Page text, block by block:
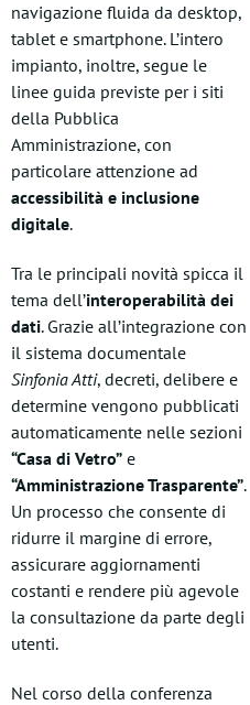
navigazione fluida da desktop,
tablet e smartphone. L’intero
impianto, inoltre, segue le
linee guida previste per i siti
della Pubblica
Amministrazione, con
particolare attenzione ad
accessibilità e inclusione
digitale.
Tra le principali novità spicca il
tema dell’interoperabilità dei
dati. Grazie all’integrazione con
il sistema documentale
Sinfonia Atti, decreti, delibere e
determine vengono pubblicati
automaticamente nelle sezioni
“Casa di Vetro” e
“Amministrazione Trasparente”.
Un processo che consente di
ridurre il margine di errore,
assicurare aggiornamenti
costanti e rendere più agevole
la consultazione da parte degli
utenti.
Nel corso della conferenza